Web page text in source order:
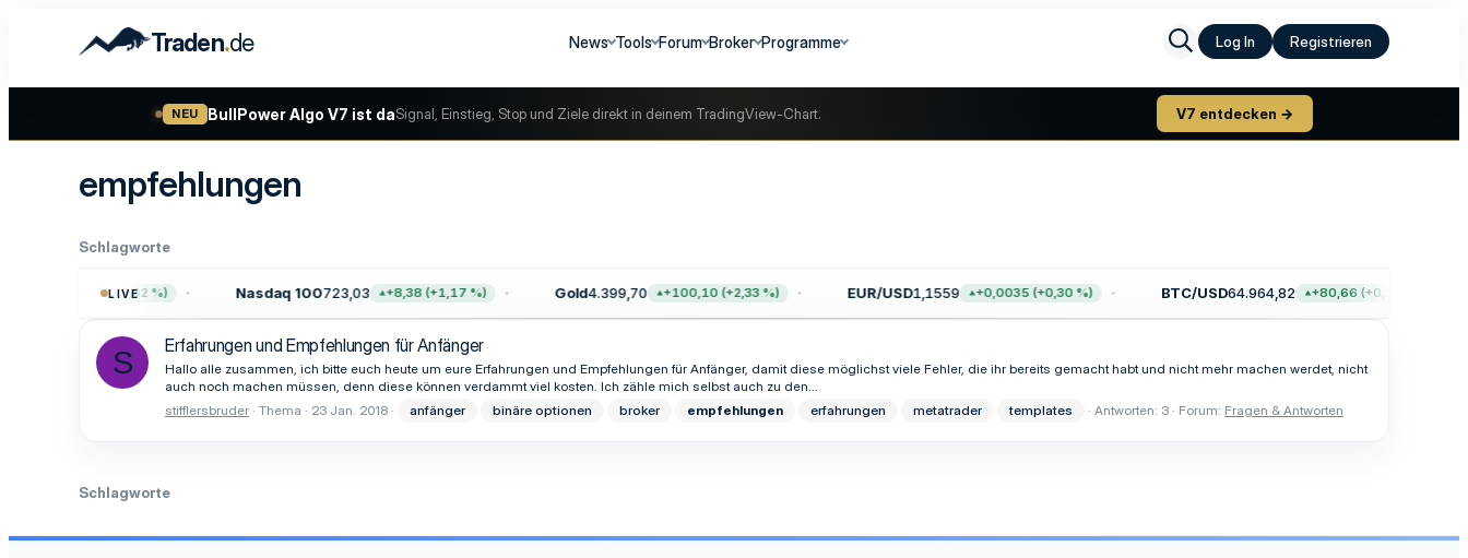
Traden.de News Tools Forum Broker Programme Log In Registrieren
NEU BullPower Algo V7 ist daSignal, Einstieg, Stop und Ziele direkt in deinem TradingView-Chart. V7 entdecken →
empfehlungen
Schlagworte
LIVE
+47,68 (+0,62 %) Nasdaq 100723,03 +8,38 (+1,17 %) Gold4.399,70 +100,10 (+2,33 %) EUR/USD1,1559 +0,0035 (+0,30 %) BTC/USD64.964,82 +80,66 (+0,12 %)
S Erfahrungen und Empfehlungen für Anfänger
Hallo alle zusammen, ich bitte euch heute um eure Erfahrungen und Empfehlungen für Anfänger, damit diese möglichst viele Fehler, die ihr bereits gemacht habt und nicht mehr machen werdet, nicht
auch noch machen müssen, denn diese können verdammt viel kosten. Ich zähle mich selbst auch zu den...
stifflersbruder Thema 23 Jan. 2018 anfänger binäre optionen broker empfehlungen erfahrungen metatrader templates Antworten: 3 Forum: Fragen & Antworten
Schlagworte